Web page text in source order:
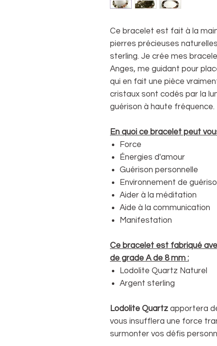
Ce bracelet est fait à la
pierres précieuses
sterling. Je crée mes
Anges, me guidant pour
qui en fait une pièce
cristaux sont codés par la
guérison à haute fréquence.
En quoi ce bracelet peut
Force
Énergies d'amour
Guérison personnelle
Environnement de
Aider à la méditation
Aide à la communication
Manifestation
Ce bracelet est fabriqué
de grade A de 8 mm :
Lodolite Quartz Naturel
Argent sterling
Lodolite Quartz apportera
vous insufflera une force
surmonter vos défis